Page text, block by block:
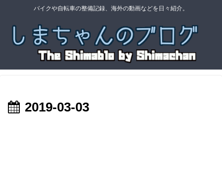
バイクや自転車の整備記録、海外の動画などを日々紹介。
2019-03-03